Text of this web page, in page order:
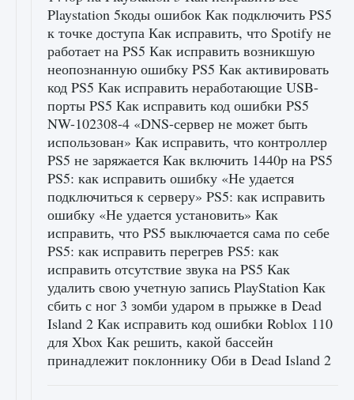
Playstation 5коды ошибок Как подключить PS5
к точке доступа Как исправить, что Spotify не
работает на PS5 Как исправить возникшую
неопознанную ошибку PS5 Как активировать
код PS5 Как исправить неработающие USB-
порты PS5 Как исправить код ошибки PS5
NW-102308-4 «DNS-сервер не может быть
использован» Как исправить, что контроллер
PS5 не заряжается Как включить 1440p на PS5
PS5: как исправить ошибку «Не удается
подключиться к серверу» PS5: как исправить
ошибку «Не удается установить» Как
исправить, что PS5 выключается сама по себе
PS5: как исправить перегрев PS5: как
исправить отсутствие звука на PS5 Как
удалить свою учетную запись PlayStation Как
сбить с ног 3 зомби ударом в прыжке в Dead
Island 2 Как исправить код ошибки Roblox 110
для Xbox Как решить, какой бассейн
принадлежит поклоннику Оби в Dead Island 2